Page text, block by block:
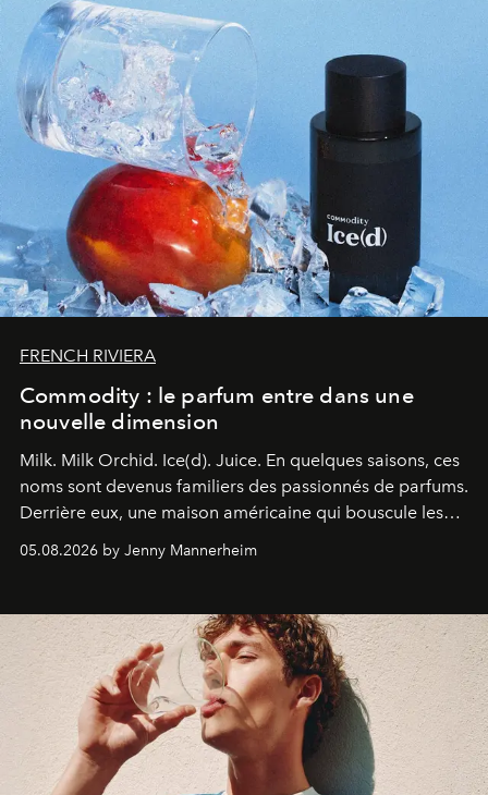
FRENCH RIVIERA
Commodity : le parfum entre dans une
nouvelle dimension
Milk. Milk Orchid. Ice(d). Juice. En quelques saisons, ces
noms sont devenus familiers des passionnés de parfums.
Derrière eux, une maison américaine qui bouscule les
codes de la parfumerie contemporaine en proposant
une approche aussi intuitive que personnelle :
05.08.2026 by Jenny Mannerheim